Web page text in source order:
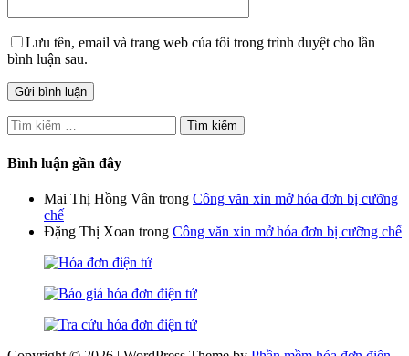
Lưu tên, email và trang web của tôi trong trình duyệt cho lần
bình luận sau.
Tìm
kiếm
cho:
Bình luận gần đây
Mai Thị Hồng Vân trong Công văn xin mở hóa đơn bị cưỡng
chế
Đặng Thị Xoan trong Công văn xin mở hóa đơn bị cưỡng chế